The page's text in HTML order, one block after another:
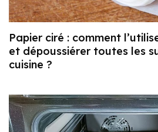
Papier ciré : comment
et dépoussiérer toutes les
cuisine ?